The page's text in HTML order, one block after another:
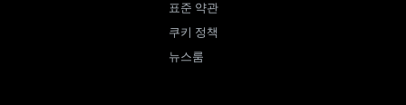
표준 약관
쿠키 정책
뉴스룸